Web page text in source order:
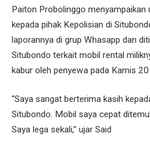
Paiton Probolinggo menyampaikan
kepada pihak Kepolisian di
laporannya di grup Whasapp dan
Situbondo terkait mobil rental
kabur oleh penyewa pada Kamis
“Saya sangat berterima kasih
Situbondo. Mobil saya cepat
Saya lega sekali,” ujar Said